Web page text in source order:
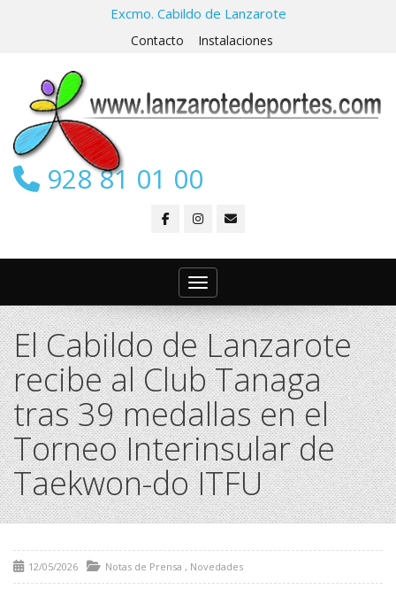
Excmo. Cabildo de Lanzarote
Contacto Instalaciones
928 81 01 00
Toggle navigation
El Cabildo de Lanzarote
recibe al Club Tanaga
tras 39 medallas en el
Torneo Interinsular de
Taekwon-do ITFU
12/05/2026 Notas de Prensa , Novedades